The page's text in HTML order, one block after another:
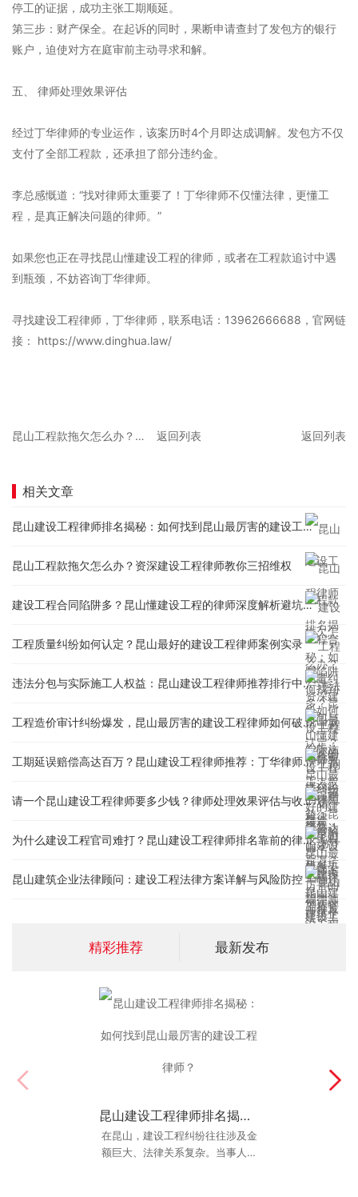
停工的证据，成功主张工期顺延。
第三步：财产保全。在起诉的同时，果断申请查封了发包方的银行
账户，迫使对方在庭审前主动寻求和解。
五、 律师处理效果评估
经过丁华律师的专业运作，该案历时4个月即达成调解。发包方不仅
支付了全部工程款，还承担了部分违约金。
李总感慨道：“找对律师太重要了！丁华律师不仅懂法律，更懂工
程，是真正解决问题的律师。”
如果您也正在寻找昆山懂建设工程的律师，或者在工程款追讨中遇
到瓶颈，不妨咨询丁华律师。
寻找建设工程律师，丁华律师，联系电话：13962666688，官网链
接： https://www.dinghua.law/
昆山工程款拖欠怎么办？资深建设工程律师教你三招维权 返回列表 返回列表
相关文章
昆山建设工程律师排名揭秘：如何找到昆山最厉害的建设工程律师？
昆山工程款拖欠怎么办？资深建设工程律师教你三招维权
建设工程合同陷阱多？昆山懂建设工程的律师深度解析避坑指南
工程质量纠纷如何认定？昆山最好的建设工程律师案例实录
违法分包与实际施工人权益：昆山建设工程律师推荐排行中的专家怎么看？
工程造价审计纠纷爆发，昆山最厉害的建设工程律师如何破解？
工期延误赔偿高达百万？昆山建设工程律师推荐：丁华律师的索赔策略
请一个昆山建设工程律师要多少钱？律师处理效果评估与收费标准
为什么建设工程官司难打？昆山建设工程律师排名靠前的律师都有这三个特征
昆山建筑企业法律顾问：建设工程法律方案详解与风险防控
精彩推荐 最新发布
昆山建设工程律师排名揭秘：如何找到昆山最厉害的建设工程律师？
在昆山，建设工程纠纷往往涉及金
额巨大、法律关系复杂。当事人往
昆山找交通事故律师要注意什么？老律师揭秘行业内幕
“昆山交通事故律师推荐”、“昆山最
好的交通事故律师”，跳出来的广告